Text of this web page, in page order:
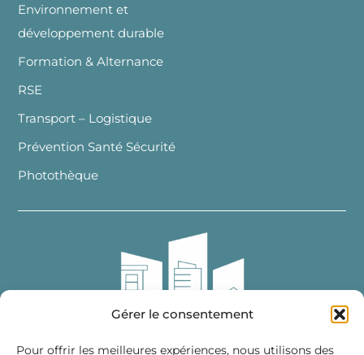
Gérer le consentement
Pour offrir les meilleures expériences, nous utilisons des
Environnement et
développement durable
Formation & Alternance
RSE
Transport – Logistique
Prévention Santé Sécurité
Photothèque